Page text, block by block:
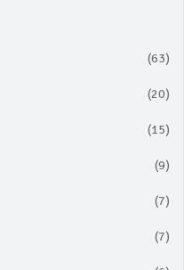
(63)
(20)
(15)
(9)
(7)
(7)